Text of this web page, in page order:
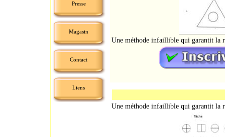
Presse
Magasin
Contact
Liens
Une méthode infaillible qui garantit la
Une méthode infaillible qui garantit la